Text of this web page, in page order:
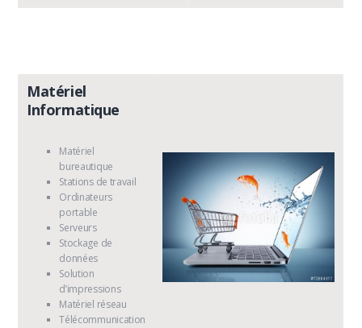
Matériel
Informatique
Matériel
bureautique
Stations de travail
Ordinateurs
portable
Serveurs
Stockage de
données
Solution
d’impressions
Matériel réseau
Télécommunication